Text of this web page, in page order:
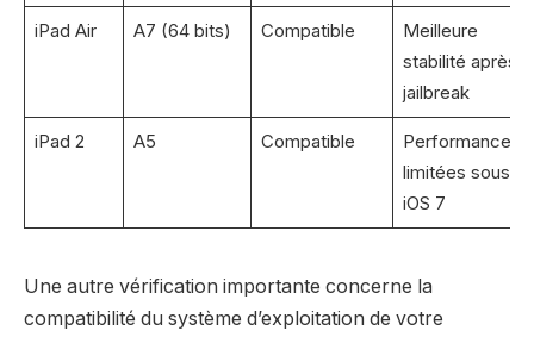
iPad Air A7 (64 bits) Compatible
Meilleure
stabilité après
jailbreak
iPad 2 A5 Compatible
Performances
limitées sous
iOS 7
Une autre vérification importante concerne la
compatibilité du système d’exploitation de votre